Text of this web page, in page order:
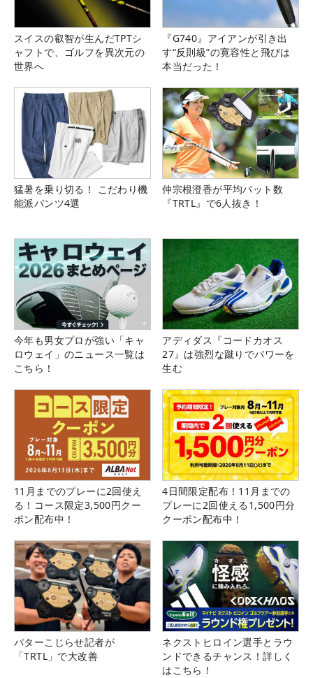
スイスの叡智が生んだTPTシ
ャフトで、ゴルフを異次元の
世界へ
『G740』アイアンが引き出
す“反則級”の寛容性と飛びは
本当だった！
猛暑を乗り切る！ こだわり機
能派パンツ4選
仲宗根澄香が平均パット数
『TRTL』で6人抜き！
今年も男女プロが強い「キャ
ロウェイ」のニュース一覧は
こちら！
アディダス『コードカオス
27』は強烈な蹴りでパワーを
生む
11月までのプレーに2回使え
る！コース限定3,500円クー
ポン配布中！
4日間限定配布！11月までの
プレーに2回使える1,500円分
クーポン配布中！
パターこじらせ記者が
「TRTL」で大改善
ネクストヒロイン選手とラウ
ンドできるチャンス！詳しく
はこちら！